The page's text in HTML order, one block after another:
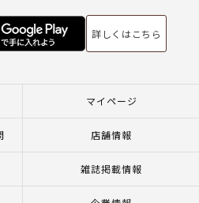
詳しくはこちら
マイページ
店舗情報
雑誌掲載情報